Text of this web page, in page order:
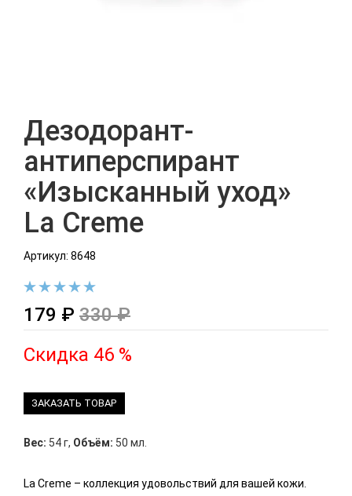
Дезодорант-
антиперспирант
«Изысканный уход»
La Creme
Артикул: 8648
179 ₽ 330 ₽
Скидка 46 %
ЗАКАЗАТЬ ТОВАР
Вес: 54 г, Объём: 50 мл.
La Creme – коллекция удовольствий для вашей кожи.